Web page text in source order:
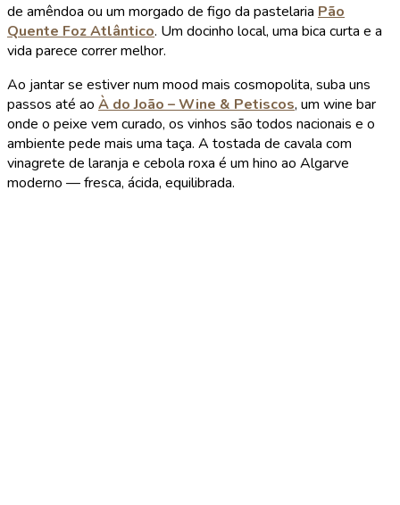
de amêndoa ou um morgado de figo da pastelaria Pão
Quente Foz Atlântico. Um docinho local, uma bica curta e a
vida parece correr melhor.
Ao jantar se estiver num mood mais cosmopolita, suba uns
passos até ao À do João – Wine & Petiscos, um wine bar
onde o peixe vem curado, os vinhos são todos nacionais e o
ambiente pede mais uma taça. A tostada de cavala com
vinagrete de laranja e cebola roxa é um hino ao Algarve
moderno — fresca, ácida, equilibrada.